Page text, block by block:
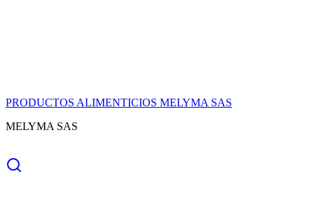
PRODUCTOS ALIMENTICIOS MELYMA SAS
MELYMA SAS